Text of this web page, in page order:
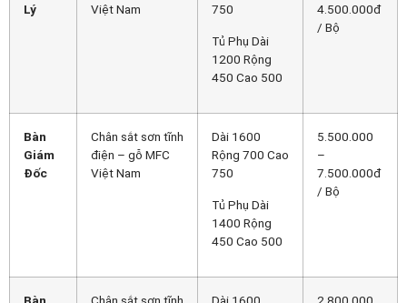
Lý
Việt Nam
750
Tủ Phụ Dài
1200 Rộng
450 Cao 500
4.500.000đ
/ Bộ
Bàn
Giám
Đốc
Chân sắt sơn tĩnh
điện – gỗ MFC
Việt Nam
Dài 1600
Rộng 700 Cao
750
Tủ Phụ Dài
1400 Rộng
450 Cao 500
5.500.000
–
7.500.000đ
/ Bộ